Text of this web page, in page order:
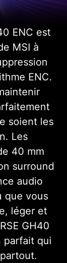
ENC est
MSI à
ENC.
soient les
Les
40 mm
surround
audio
que vous
léger et
GH40
parfait qui